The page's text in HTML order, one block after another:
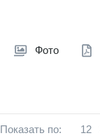
Фото
Показать по: 12